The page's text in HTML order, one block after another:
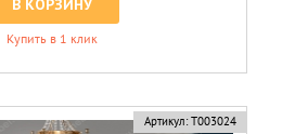
В КОРЗИНУ
Купить в 1 клик
Артикул: Т003024